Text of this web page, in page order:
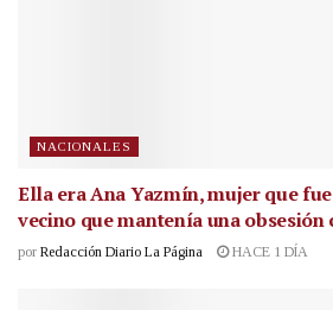
NACIONALES
Ella era Ana Yazmín, mujer que
vecino que mantenía una obsesión
por Redacción Diario La Página HACE 1 DÍA